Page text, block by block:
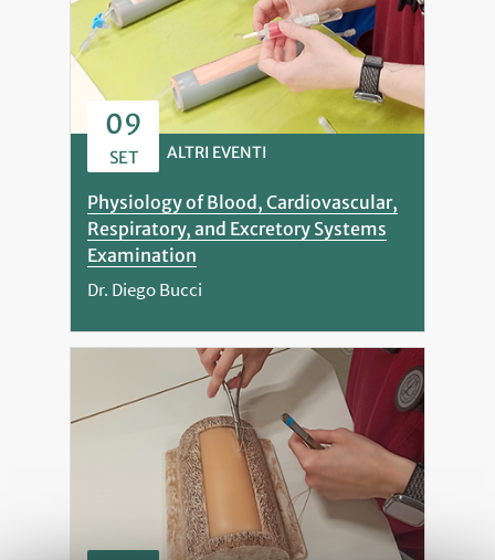
09
SET ALTRI EVENTI
Physiology of Blood, Cardiovascular,
Respiratory, and Excretory Systems
Examination
Dr. Diego Bucci